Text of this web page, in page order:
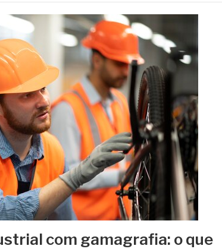
com gamagrafia: o que